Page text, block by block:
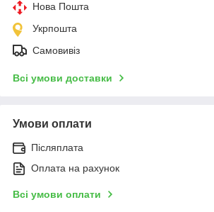
Нова Пошта
Укрпошта
Самовивіз
Всі умови доставки
Умови оплати
Післяплата
Оплата на рахунок
Всі умови оплати